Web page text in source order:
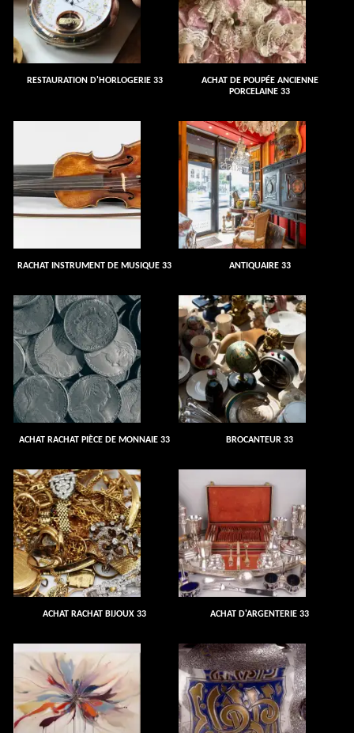
RESTAURATION D'HORLOGERIE 33
ACHAT DE POUPÉE ANCIENNE
PORCELAINE 33
RACHAT INSTRUMENT DE MUSIQUE 33 ANTIQUAIRE 33
ACHAT RACHAT PIÈCE DE MONNAIE 33 BROCANTEUR 33
ACHAT RACHAT BIJOUX 33 ACHAT D'ARGENTERIE 33